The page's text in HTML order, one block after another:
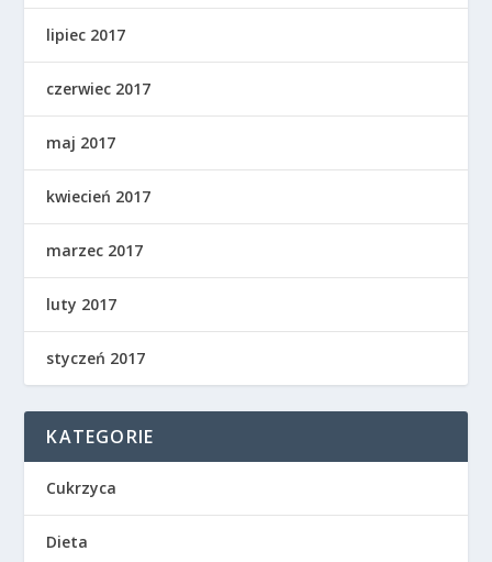
lipiec 2017
czerwiec 2017
maj 2017
kwiecień 2017
marzec 2017
luty 2017
styczeń 2017
KATEGORIE
Cukrzyca
Dieta